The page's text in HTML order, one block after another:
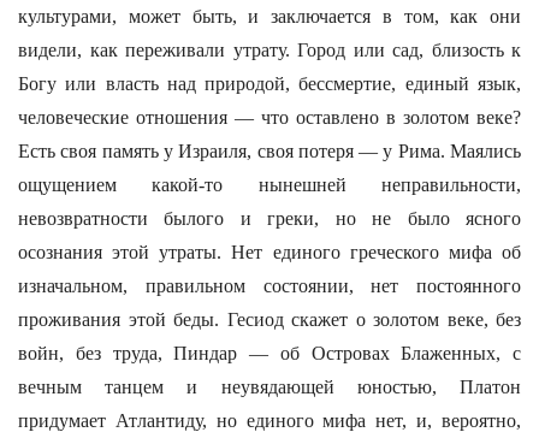
культурами, может быть, и заключается в том, как они
видели, как переживали утрату. Город или сад, близость к
Богу или власть над природой, бессмертие, единый язык,
человеческие отношения — что оставлено в золотом веке?
Есть своя память у Израиля, своя потеря — у Рима. Маялись
ощущением какой-то нынешней неправильности,
невозвратности былого и греки, но не было ясного
осознания этой утраты. Нет единого греческого мифа об
изначальном, правильном состоянии, нет постоянного
проживания этой беды. Гесиод скажет о золотом веке, без
войн, без труда, Пиндар — об Островах Блаженных, с
вечным танцем и неувядающей юностью, Платон
придумает Атлантиду, но единого мифа нет, и, вероятно,